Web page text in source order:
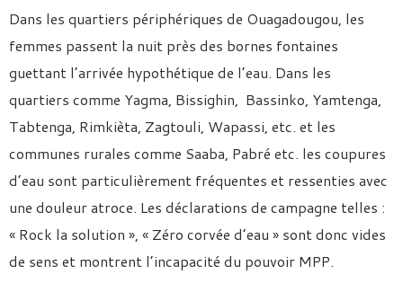
Dans les quartiers périphériques de Ouagadougou, les
femmes passent la nuit près des bornes fontaines
guettant l’arrivée hypothétique de l’eau. Dans les
quartiers comme Yagma, Bissighin, Bassinko, Yamtenga,
Tabtenga, Rimkièta, Zagtouli, Wapassi, etc. et les
communes rurales comme Saaba, Pabré etc. les coupures
d’eau sont particulièrement fréquentes et ressenties avec
une douleur atroce. Les déclarations de campagne telles :
« Rock la solution », « Zéro corvée d’eau » sont donc vides
de sens et montrent l’incapacité du pouvoir MPP.